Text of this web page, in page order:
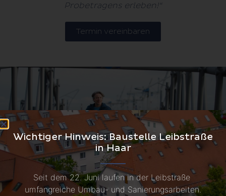
Probetragens erleben!“
Termin vereinbaren
Wichtiger Hinweis: Baustelle Leibstraße
in Haar
Seit dem 22. Juni laufen in der Leibstraße
umfangreiche Umbau- und Sanierungsarbeiten.